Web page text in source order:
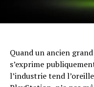
Quand un ancien
s’exprime
l’industrie tend